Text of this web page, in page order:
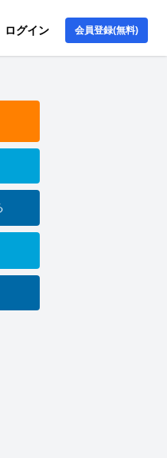
ログイン 会員登録(無料)